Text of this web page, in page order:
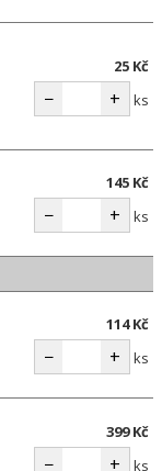
25 Kč
− + ks
145 Kč
− + ks
114 Kč
− + ks
399 Kč
− + ks